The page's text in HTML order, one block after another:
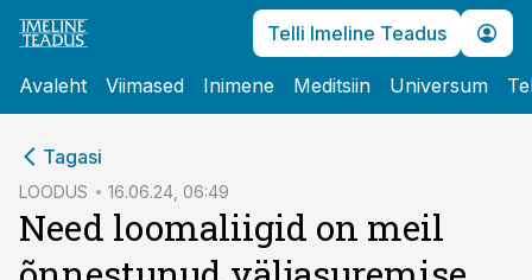
Telli Imeline Teadus
Avaleht Viimased Inimene Meditsiin Universum
Tagasi
LOODUS 16.06.24, 06:49
Need loomaliigid on meil